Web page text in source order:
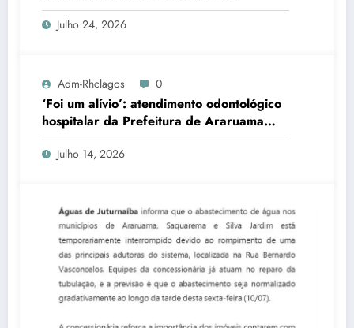
Julho 24, 2026
Adm-Rhclagos 0
‘Foi um alívio’: atendimento odontológico
hospitalar da Prefeitura de Araruama
transforma rotina de famílias atípicas
Julho 14, 2026